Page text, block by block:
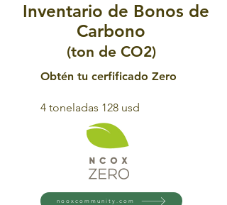
Inventario de Bonos de
Carbono
(ton de CO2)
Obtén tu cerfificado Zero
4 toneladas 128 usd
nooxcommunity.com